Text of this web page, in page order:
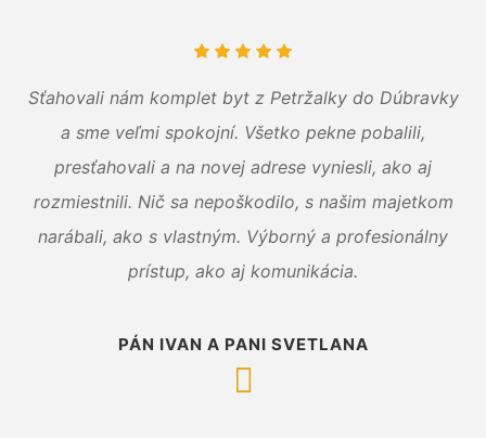
Sťahovali nám komplet byt z Petržalky do Dúbravky
a sme veľmi spokojní. Všetko pekne pobalili,
presťahovali a na novej adrese vyniesli, ako aj
rozmiestnili. Nič sa nepoškodilo, s našim majetkom
narábali, ako s vlastným. Výborný a profesionálny
prístup, ako aj komunikácia.
PÁN IVAN A PANI SVETLANA